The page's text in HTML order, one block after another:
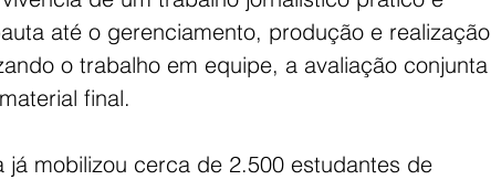
até o gerenciamento, produção e realização
o trabalho em equipe, a avaliação conjunta
final.
mobilizou cerca de 2.500 estudantes de